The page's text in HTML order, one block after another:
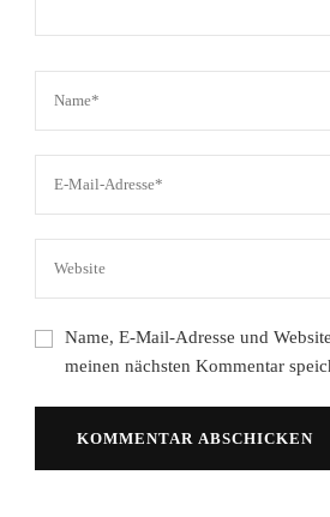
Name, E-Mail-Adresse und
meinen nächsten Kommentar